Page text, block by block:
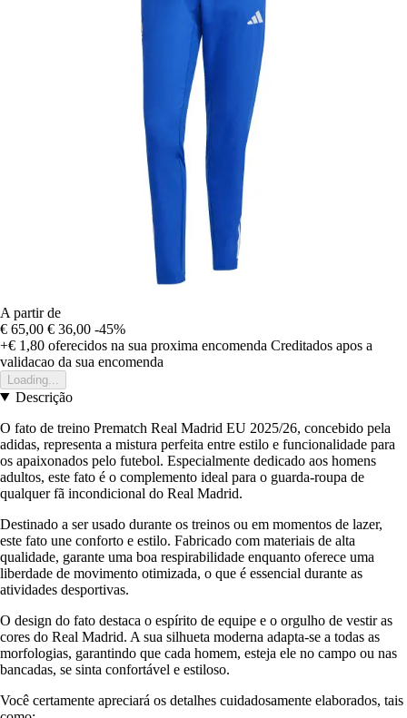
A partir de
€ 65,00 € 36,00 -45%
+€ 1,80 oferecidos na sua proxima encomenda Creditados apos a
validacao da sua encomenda
Loading...
Descrição
O fato de treino Prematch Real Madrid EU 2025/26, concebido pela
adidas, representa a mistura perfeita entre estilo e funcionalidade para
os apaixonados pelo futebol. Especialmente dedicado aos homens
adultos, este fato é o complemento ideal para o guarda-roupa de
qualquer fã incondicional do Real Madrid.
Destinado a ser usado durante os treinos ou em momentos de lazer,
este fato une conforto e estilo. Fabricado com materiais de alta
qualidade, garante uma boa respirabilidade enquanto oferece uma
liberdade de movimento otimizada, o que é essencial durante as
atividades desportivas.
O design do fato destaca o espírito de equipe e o orgulho de vestir as
cores do Real Madrid. A sua silhueta moderna adapta-se a todas as
morfologias, garantindo que cada homem, esteja ele no campo ou nas
bancadas, se sinta confortável e estiloso.
Você certamente apreciará os detalhes cuidadosamente elaborados, tais